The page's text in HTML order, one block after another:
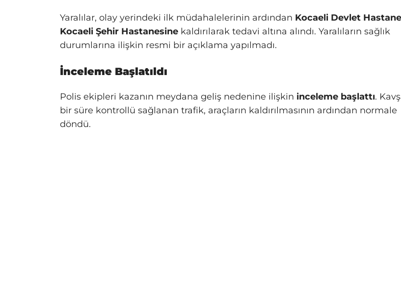
Yaralılar, olay yerindeki ilk müdahalelerinin ardından Kocaeli Devlet
Kocaeli Şehir Hastanesine kaldırılarak tedavi altına alındı. Yaralıların sağlık
durumlarına ilişkin resmi bir açıklama yapılmadı.
İnceleme Başlatıldı
Polis ekipleri kazanın meydana geliş nedenine ilişkin inceleme başlattı.
bir süre kontrollü sağlanan trafik, araçların kaldırılmasının ardından normale
döndü.